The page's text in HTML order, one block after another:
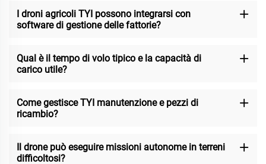
I droni agricoli TYI possono integrarsi con
software di gestione delle fattorie?
Qual è il tempo di volo tipico e la capacità di
carico utile?
Come gestisce TYI manutenzione e pezzi di
ricambio?
Il drone può eseguire missioni autonome in terreni
difficoltosi?